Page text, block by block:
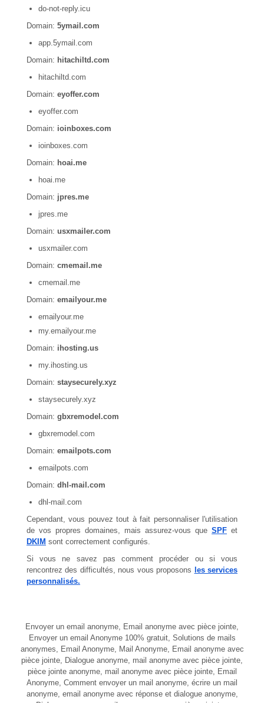
do-not-reply.icu
Domain: 5ymail.com
app.5ymail.com
Domain: hitachiltd.com
hitachiltd.com
Domain: eyoffer.com
eyoffer.com
Domain: ioinboxes.com
ioinboxes.com
Domain: hoai.me
hoai.me
Domain: jpres.me
jpres.me
Domain: usxmailer.com
usxmailer.com
Domain: cmemail.me
cmemail.me
Domain: emailyour.me
emailyour.me
my.emailyour.me
Domain: ihosting.us
my.ihosting.us
Domain: staysecurely.xyz
staysecurely.xyz
Domain: gbxremodel.com
gbxremodel.com
Domain: emailpots.com
emailpots.com
Domain: dhl-mail.com
dhl-mail.com
Cependant, vous pouvez tout à fait personnaliser l'utilisation
de vos propres domaines, mais assurez-vous que SPF et
DKIM sont correctement configurés.
Si vous ne savez pas comment procéder ou si vous
rencontrez des difficultés, nous vous proposons
les services
personnalisés.
Envoyer un email anonyme, Email anonyme avec pièce jointe,
Envoyer un email Anonyme 100% gratuit, Solutions de mails
anonymes, Email Anonyme, Mail Anonyme, Email anonyme avec
pièce jointe, Dialogue anonyme, mail anonyme avec pièce jointe,
pièce jointe anonyme, mail anonyme avec pièce jointe, Email
Anonyme, Comment envoyer un mail anonyme, écrire un mail
anonyme, email anonyme avec réponse et dialogue anonyme,